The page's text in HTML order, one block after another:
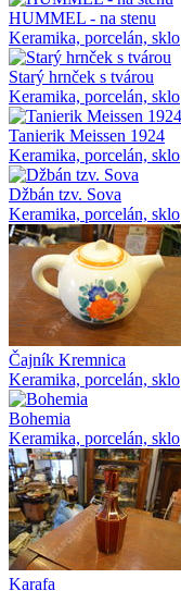
HUMMEL - na stenu
Keramika, porcelán, sklo
Starý hrnček s tvárou
Keramika, porcelán, sklo
Tanierik Meissen 1924
Keramika, porcelán, sklo
Džbán tzv. Sova
Keramika, porcelán, sklo
Čajník Kremnica
Keramika, porcelán, sklo
Bohemia
Keramika, porcelán, sklo
Karafa